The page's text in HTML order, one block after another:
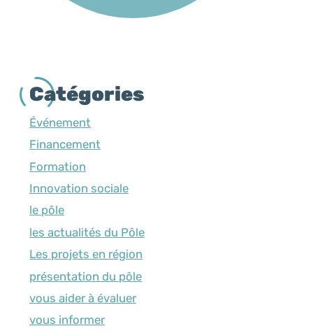
Catégories
Événement
Financement
Formation
Innovation sociale
le pôle
les actualités du Pôle
Les projets en région
présentation du pôle
vous aider à évaluer
vous informer